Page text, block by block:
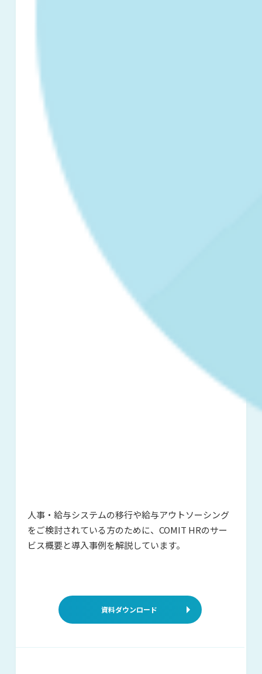
人事・給与システムの移行や給与アウ トソーシング
をご検討されている方のために、COMIT HRのサー
ビス概要と導入事例を解説しています。
資料ダウンロード